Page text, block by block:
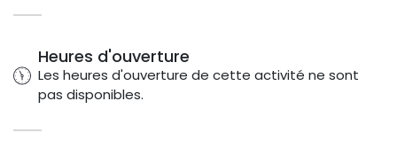
Heures d'ouverture
Les heures d'ouverture de cette activité ne sont
pas disponibles.